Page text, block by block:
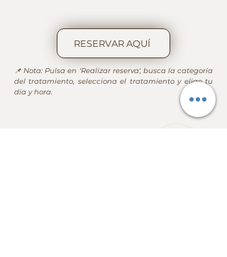
RESERVAR AQUÍ
📌 Nota: Pulsa en 'Realizar reserva', busca la categoría
del tratamiento, selecciona el tratamiento y elige tu
día y hora.